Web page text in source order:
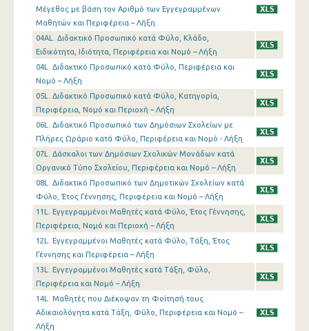
Μέγεθος με βάση τον Αριθμό των Εγγεγραμμένων
Μαθητών και Περιφέρεια – Λήξη
04AL. Διδακτικό Προσωπικό κατά Φύλο, Κλάδο,
Ειδικότητα, Ιδιότητα, Περιφέρεια και Νομό – Λήξη
04L. Διδακτικό Προσωπικό κατά Φύλο, Περιφέρεια και
Νομό – Λήξη
05L. Διδακτικό Προσωπικό κατά Φύλο, Κατηγορία,
Περιφέρεια, Νομό και Περιοχή – Λήξη
06L. Διδακτικό Προσωπικό των Δημόσιων Σχολείων με
Πλήρες Ωράριο κατά Φύλο, Περιφέρεια και Νομό - Λήξη
07L. Δάσκαλοι των Δημόσιων Σχολικών Μονάδων κατά
Οργανικό Τύπο Σχολείου, Περιφέρεια και Νομό – Λήξη
08L. Διδακτικό Προσωπικό των Δημοτικών Σχολείων κατά
Φύλο, Έτος Γέννησης, Περιφέρεια και Νομό – Λήξη
11L. Εγγεγραμμένοι Μαθητές κατά Φύλο, Έτος Γέννησης,
Περιφέρεια, Νομό και Περιοχή – Λήξη
12L. Εγγεγραμμένοι Μαθητές κατά Φύλο, Τάξη, Έτος
Γέννησης και Περιφέρεια – Λήξη
13L. Εγγεγραμμένοι Μαθητές κατά Τάξη, Φύλο,
Περιφέρεια και Νομό – Λήξη
14L. Μαθητές που Διέκοψαν τη Φοίτησή τους
Αδικαιολόγητα κατά Τάξη, Φύλο, Περιφέρεια και Νομό –
Λήξη